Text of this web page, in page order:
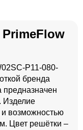
P11-080-
бренда
предназначен
Изделие
и возможностью
Цвет решётки –